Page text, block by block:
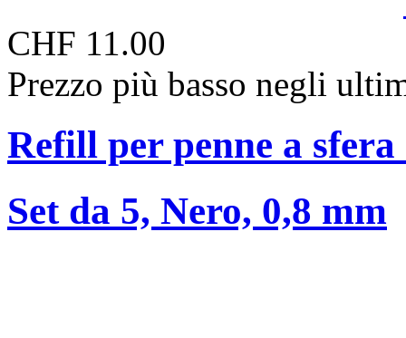
CHF 11.00
Prezzo più basso negli
Refill per penne a
Set da 5, Nero, 0,8 mm